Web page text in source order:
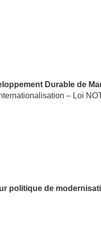
Durable de
– Loi
politique de